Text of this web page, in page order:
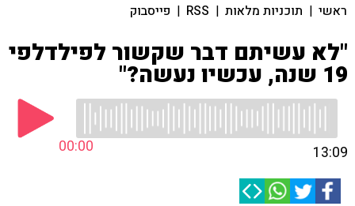
ראשי | תוכניות מלאות |
RSS
| פייסבוק
"לא עשיתם דבר שקשור לפילדלפי
19 שנה, עכשיו נעשה?"
00:00 13:09